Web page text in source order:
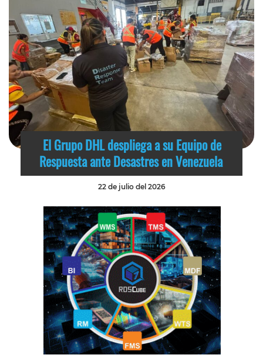
El Grupo DHL despliega a su Equipo de
Respuesta ante Desastres en Venezuela
22 de julio del 2026